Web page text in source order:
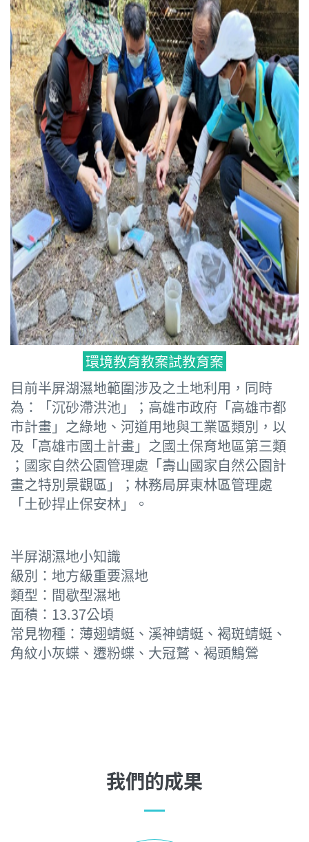
環境教育教案試教育案
目前半屏湖濕地範圍涉及之土地利用，同時
為：「沉砂滯洪池」；高雄市政府「高雄市都
市計畫」之綠地、河道用地與工業區類別，以
及「高雄市國土計畫」之國土保育地區第三類
；國家自然公園管理處「壽山國家自然公園計
畫之特別景觀區」；林務局屏東林區管理處
「土砂捍止保安林」。
半屏湖濕地小知識
級別：地方級重要濕地
類型：間歇型濕地
面積：13.37公頃
常見物種：薄翅蜻蜓、溪神蜻蜓、褐斑蜻蜓、
角紋小灰蝶、遷粉蝶、大冠鷲、褐頭鷦鶯
我們的成果